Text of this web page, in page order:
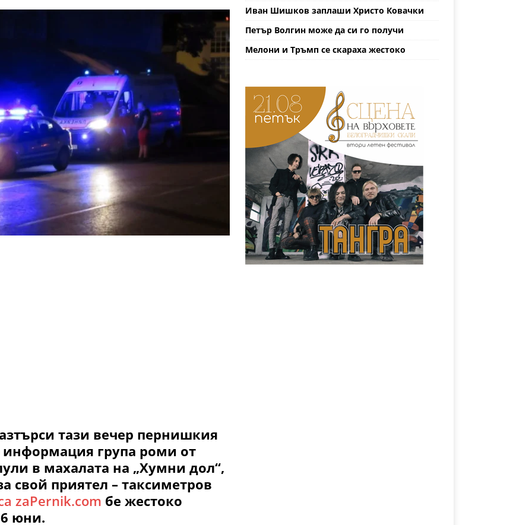
тази вечер пернишкия
информация група роми от
в махалата на „Хумни дол“,
свой приятел – таксиметров
zaPernik.com бе жестоко
6 юни.
Иван Шишков заплаши Христо Ковачки
Петър Волгин може да си го получи
Мелони и Тръмп се скараха жестоко